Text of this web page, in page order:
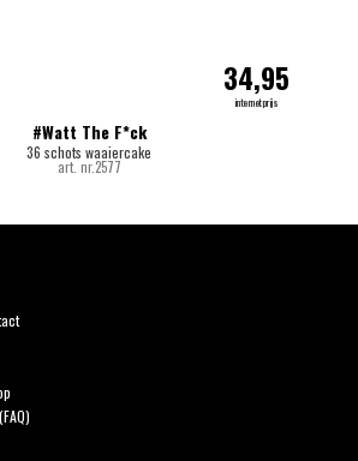
#Watt The F*ck
36 schots waaiercake
art. nr.2577
34,95
internetprijs